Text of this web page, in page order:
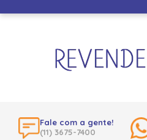
Fale com a gente!
(11) 3675-7400